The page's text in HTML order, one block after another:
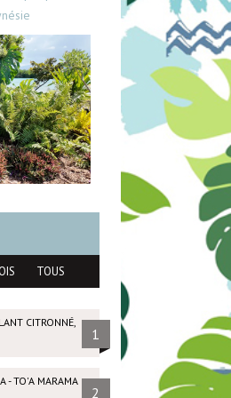
TOUS
CITRONNÉ,
1
- TO'A MARAMA
2